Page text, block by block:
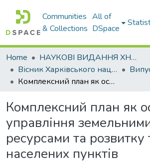
Communities
& Collections
All of
DSpace
Home
НАУКОВІ ВИДАННЯ ХНАДУ
Вісник Харківського національного автомобільно-дорожнього університету / Вестник Харьковского национального автомобильно-дорожного университета
Комплексний план як основа управління земельними ресурсами та розвитку територій населених пунктів
Комплексний план як
управління
ресурсами та розвитку
населених пунктів